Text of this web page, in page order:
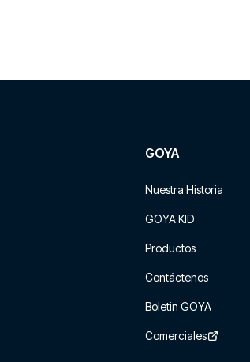
GOYA
Nuestra Historia
GOYA KID
Productos
Contáctenos
Boletin GOYA
Comerciales